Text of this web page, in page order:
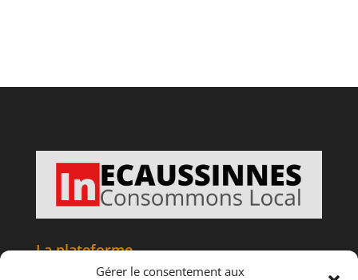
Gérer le consentement aux
La plateforme